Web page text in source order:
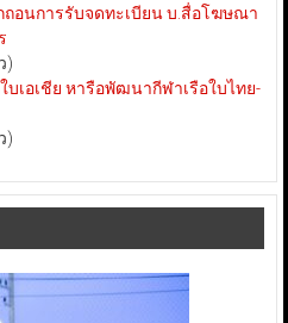
กถอนการรับจดทะเบียน บ.สื่อโฆษณา
)
บเอเชีย หารือพัฒนากีฬาเรือใบไทย-
)